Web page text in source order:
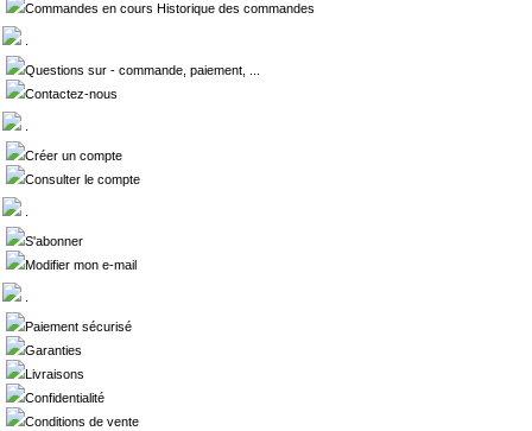
Commandes en cours Historique des commandes
Questions sur - commande, paiement, ...
Contactez-nous
Créer un compte
Consulter le compte
S'abonner
Modifier mon e-mail
Paiement sécurisé
Garanties
Livraisons
Confidentialité
Conditions de vente